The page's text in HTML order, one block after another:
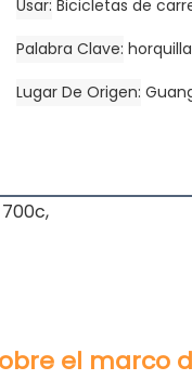
Usar Bicicletas de
Palabra Clave
Lugar De Origen